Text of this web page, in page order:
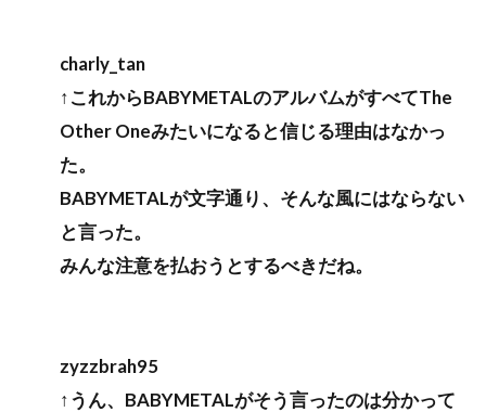
charly_tan
↑これからBABYMETALのアルバムがすべてThe
Other Oneみたいになると信じる理由はなかっ
た。
BABYMETALが文字通り、そんな風にはならない
と言った。
みんな注意を払おうとするべきだね。
zyzzbrah95
↑うん、BABYMETALがそう言ったのは分かって